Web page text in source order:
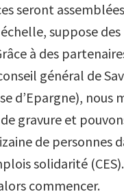
seront
suppose des
à des
général de
d’Epargne), nous
gravure et
de personnes
solidarité
commencer.